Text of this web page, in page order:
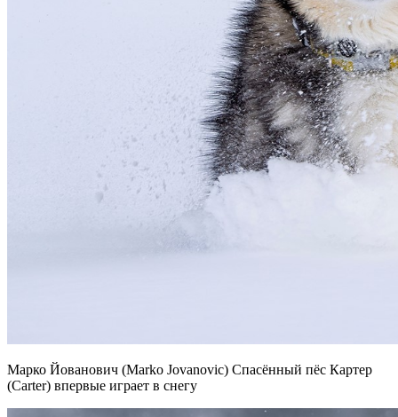
Марко Йованович (Marko Jovanovic) Спасённый пёс Картер
(Carter) впервые играет в снегу